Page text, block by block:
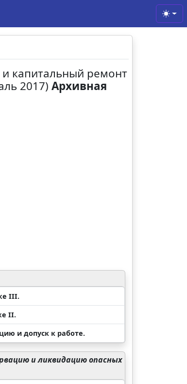
и капитальный ремонт
2017) Архивная
III.
II.
и допуск к работе.
и ликвидацию опасных